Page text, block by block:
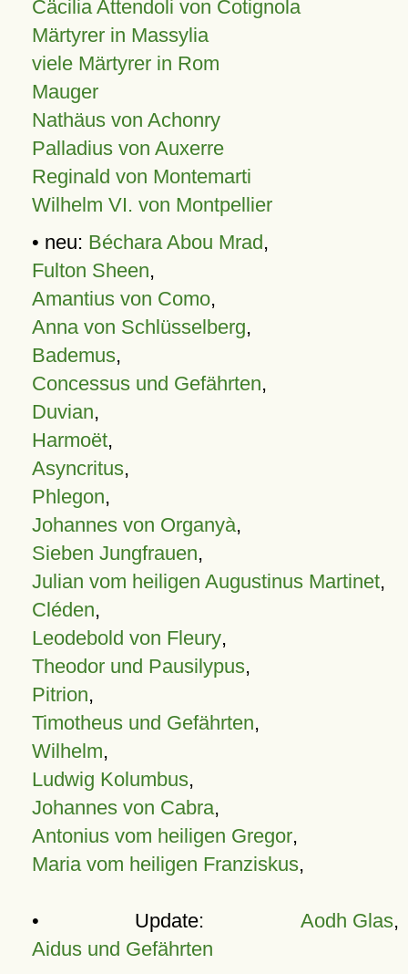
Cäcilia Attendoli von Cotignola
Märtyrer in Massylia
viele Märtyrer in Rom
Mauger
Nathäus von Achonry
Palladius von Auxerre
Reginald von Montemarti
Wilhelm VI. von Montpellier
• neu: Béchara Abou Mrad,
Fulton Sheen,
Amantius von Como,
Anna von Schlüsselberg,
Bademus,
Concessus und Gefährten,
Duvian,
Harmoët,
Asyncritus,
Phlegon,
Johannes von Organyà,
Sieben Jungfrauen,
Julian vom heiligen Augustinus Martinet,
Cléden,
Leodebold von Fleury,
Theodor und Pausilypus,
Pitrion,
Timotheus und Gefährten,
Wilhelm,
Ludwig Kolumbus,
Johannes von Cabra,
Antonius vom heiligen Gregor,
Maria vom heiligen Franziskus,
• Update: Aodh Glas,
Aidus und Gefährten